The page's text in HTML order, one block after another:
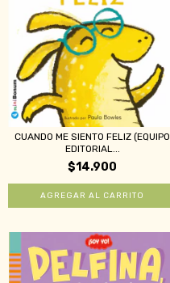
CUANDO ME SIENTO FELIZ (EQUIPO
EDITORIAL...
$14.900